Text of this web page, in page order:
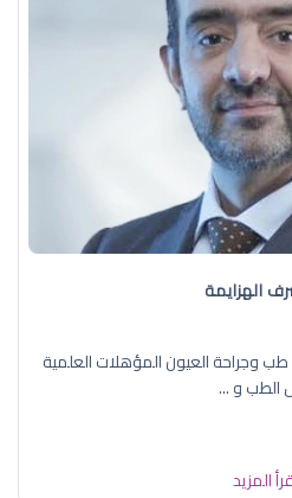
الهزايمة
وجراحة العيون المؤهلات العلمية
الطب و ...
المزيد